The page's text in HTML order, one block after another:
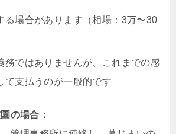
る場合があります（相場：3万〜30
務ではありませんが、これまでの感
て支払うのが一般的です
の場合：